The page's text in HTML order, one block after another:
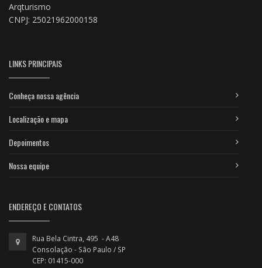
Arqturismo
CNPJ: 25021962000158
LINKS PRINCIPAIS
Conheça nossa agência
Localização e mapa
Depoimentos
Nossa equipe
ENDEREÇO E CONTATOS
Rua Bela Cintra, 495 - A48
Consolação - São Paulo / SP
CEP: 01415-000